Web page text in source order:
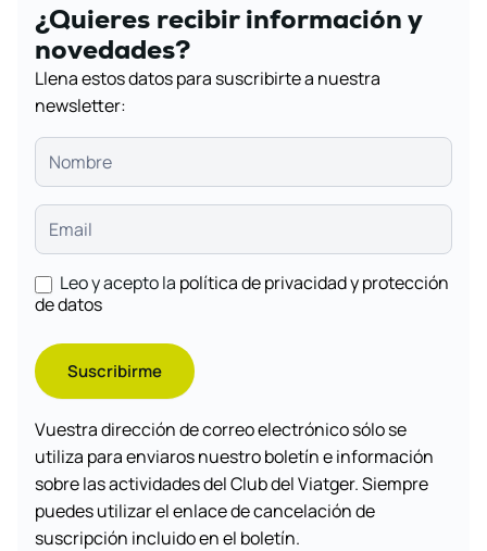
¿Quieres recibir información y
novedades?
Llena estos datos para suscribirte a nuestra
newsletter:
Leo y acepto la política de privacidad y protección
de datos
Suscribirme
Vuestra dirección de correo electrónico sólo se
utiliza para enviaros nuestro boletín e información
sobre las actividades del Club del Viatger. Siempre
puedes utilizar el enlace de cancelación de
suscripción incluido en el boletín.